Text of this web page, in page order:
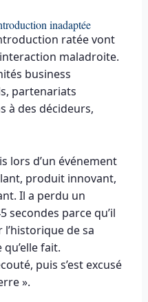
inadaptée
ratée vont
maladroite.
business
partenariats
à des décideurs,
lors d’un événement
produit innovant,
Il a perdu un
secondes parce qu’il
de sa
fait.
puis s’est excusé
».